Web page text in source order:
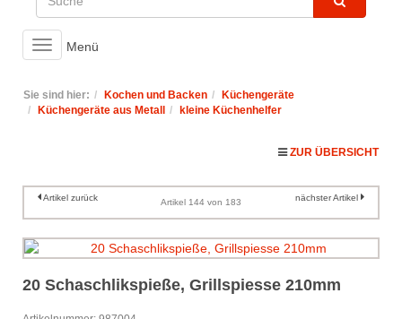
Toggle
navigation
Menü
Sie sind hier: Kochen und Backen
Küchengeräte
Küchengeräte aus Metall
kleine Küchenhelfer
ZUR ÜBERSICHT
Artikel zurück Artikel 144 von 183 nächster Artikel
20 Schaschlikspieße, Grillspiesse 210mm